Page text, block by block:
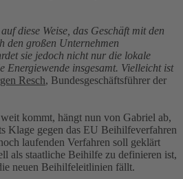
diese Weise, das Geschäft mit den
den großen Unternehmen
sie jedoch nicht nur die lokale
Energiewende insgesamt. Vielleicht ist
Resch, Bundesgeschäftsführer der
kommt, hängt nun von Gabriel ab,
Klage gegen das EU Beihilfeverfahren
laufenden Verfahren soll geklärt
als staatliche Beihilfe zu definieren ist,
neuen Beihilfeleitlinien fällt.